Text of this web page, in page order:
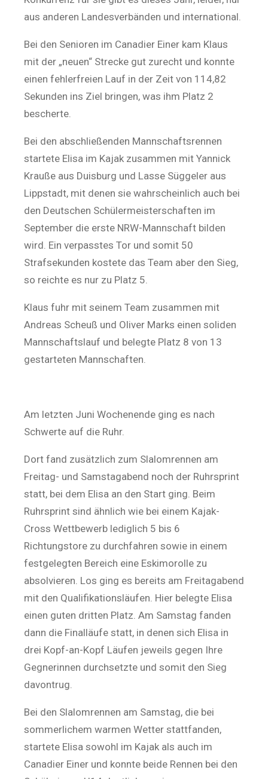
aus anderen Landesverbänden und international.
Bei den Senioren im Canadier Einer kam Klaus
mit der „neuen“ Strecke gut zurecht und konnte
einen fehlerfreien Lauf in der Zeit von 114,82
Sekunden ins Ziel bringen, was ihm Platz 2
bescherte.
Bei den abschließenden Mannschaftsrennen
startete Elisa im Kajak zusammen mit Yannick
Krauße aus Duisburg und Lasse Süggeler aus
Lippstadt, mit denen sie wahrscheinlich auch bei
den Deutschen Schülermeisterschaften im
September die erste NRW-Mannschaft bilden
wird. Ein verpasstes Tor und somit 50
Strafsekunden kostete das Team aber den Sieg,
so reichte es nur zu Platz 5.
Klaus fuhr mit seinem Team zusammen mit
Andreas Scheuß und Oliver Marks einen soliden
Mannschaftslauf und belegte Platz 8 von 13
gestarteten Mannschaften.
Am letzten Juni Wochenende ging es nach
Schwerte auf die Ruhr.
Dort fand zusätzlich zum Slalomrennen am
Freitag- und Samstagabend noch der Ruhrsprint
statt, bei dem Elisa an den Start ging. Beim
Ruhrsprint sind ähnlich wie bei einem Kajak-
Cross Wettbewerb lediglich 5 bis 6
Richtungstore zu durchfahren sowie in einem
festgelegten Bereich eine Eskimorolle zu
absolvieren. Los ging es bereits am Freitagabend
mit den Qualifikationsläufen. Hier belegte Elisa
einen guten dritten Platz. Am Samstag fanden
dann die Finalläufe statt, in denen sich Elisa in
drei Kopf-an-Kopf Läufen jeweils gegen Ihre
Gegnerinnen durchsetzte und somit den Sieg
davontrug.
Bei den Slalomrennen am Samstag, die bei
sommerlichem warmen Wetter stattfanden,
startete Elisa sowohl im Kajak als auch im
Canadier Einer und konnte beide Rennen bei den